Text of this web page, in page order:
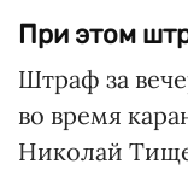
При этом
Штраф за
во время
Николай